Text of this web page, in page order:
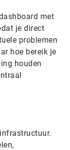
met
je direct
problemen
hoe bereik je
houden